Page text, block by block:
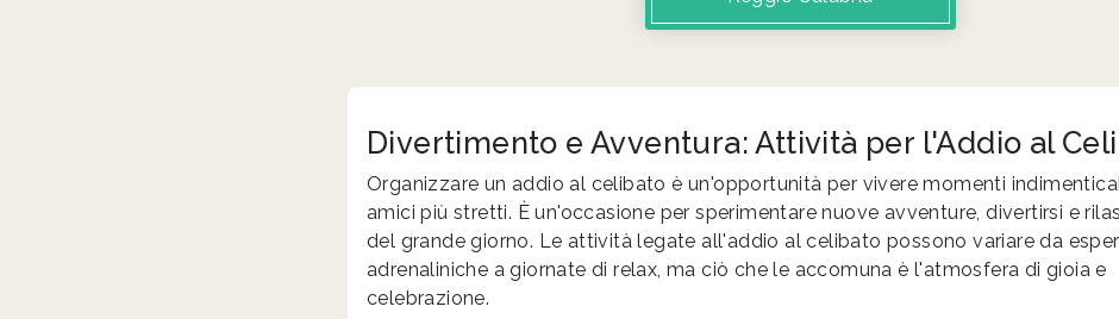
Divertimento e Avventura: Attività per l'Addio al
Organizzare un addio al celibato è un'opportunità per vivere momenti
amici più stretti. È un'occasione per sperimentare nuove avventure, divertirsi e
del grande giorno. Le attività legate all'addio al celibato possono variare da
adrenaliniche a giornate di relax, ma ciò che le accomuna è l'atmosfera di gioia e
celebrazione.